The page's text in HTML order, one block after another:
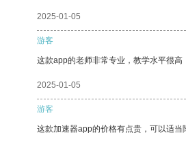
2025-01-05
游客
这款app的老师非常专业，教学水平很高
2025-01-05
游客
这款加速器app的价格有点贵，可以适当